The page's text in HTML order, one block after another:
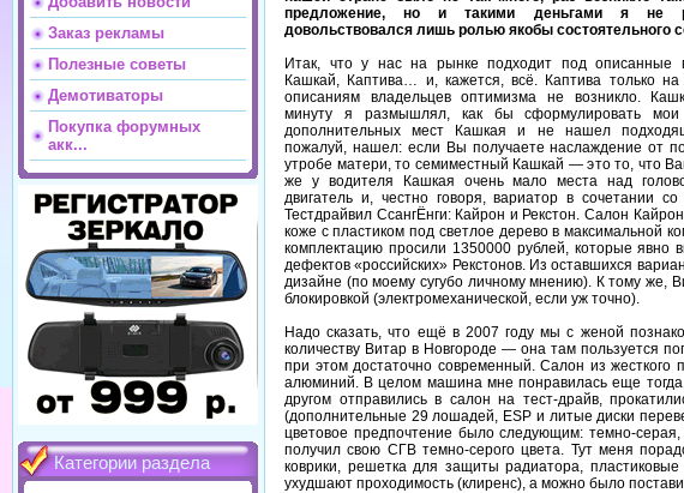
Заказ рекламы
Полезные советы
Демотиваторы
Покупка форумных
акк...
Категории раздела
предложение, но и такими деньгами я не
довольствовался лишь ролью якобы состоятельного
Итак, что у нас на рынке подходит под описанные
Кашкай, Каптива… и, кажется, всё. Каптива только
описаниям владельцев оптимизма не возникло.
минуту я размышлял, как бы сформулировать
дополнительных мест Кашкая и не нашел
пожалуй, нашел: если Вы получаете наслаждение от
утробе матери, то семиместный Кашкай — это то, что
же у водителя Кашкая очень мало места над
двигатель и, честно говоря, вариатор в сочетании
Тестдрайвил СсангЁнги: Кайрон и Рекстон. Салон
коже с пластиком под светлое дерево в максимальной
комплектацию просили 1350000 рублей, которые
дефектов «российских» Рекстонов. Из оставшихся
дизайне (по моему сугубо личному мнению). К тому же,
блокировкой (электромеханической, если уж точно).
Надо сказать, что ещё в 2007 году мы с женой
количеству Витар в Новгороде — она там пользуется
при этом достаточно современный. Салон из
алюминий. В целом машина мне понравилась еще
другом отправились в салон на тест-драйв,
(дополнительные 29 лошадей, ESP и литые диски
цветовое предпочтение было следующим: темно-
получил свою СГВ темно-серого цвета. Тут меня
коврики, решетка для защиты радиатора,
ухудшают проходимость (клиренс), а можно было